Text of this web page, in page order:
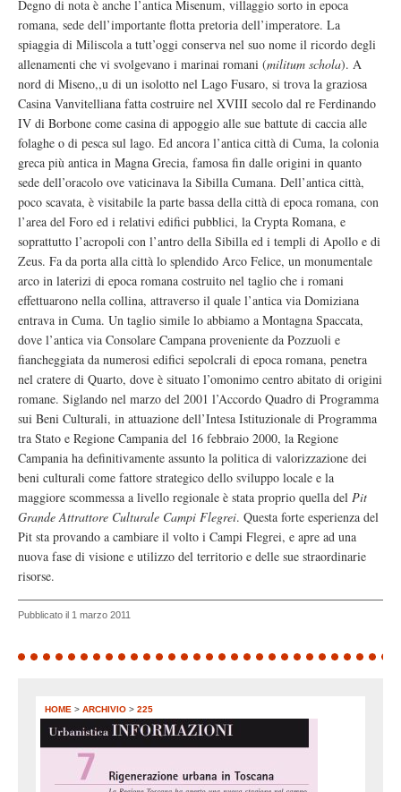
Degno di nota è anche l’antica Misenum, villaggio sorto in epoca
romana, sede dell’importante flotta pretoria dell’imperatore. La
spiaggia di Miliscola a tutt’oggi conserva nel suo nome il ricordo degli
allenamenti che vi svolgevano i marinai romani (militum schola). A
nord di Miseno,,u di un isolotto nel Lago Fusaro, si trova la graziosa
Casina Vanvitelliana fatta costruire nel XVIII secolo dal re Ferdinando
IV di Borbone come casina di appoggio alle sue battute di caccia alle
folaghe o di pesca sul lago. Ed ancora l’antica città di Cuma, la colonia
greca più antica in Magna Grecia, famosa fin dalle origini in quanto
sede dell’oracolo ove vaticinava la Sibilla Cumana. Dell’antica città,
poco scavata, è visitabile la parte bassa della città di epoca romana, con
l’area del Foro ed i relativi edifici pubblici, la Crypta Romana, e
soprattutto l’acropoli con l’antro della Sibilla ed i templi di Apollo e di
Zeus. Fa da porta alla città lo splendido Arco Felice, un monumentale
arco in laterizi di epoca romana costruito nel taglio che i romani
effettuarono nella collina, attraverso il quale l’antica via Domiziana
entrava in Cuma. Un taglio simile lo abbiamo a Montagna Spaccata,
dove l’antica via Consolare Campana proveniente da Pozzuoli e
fiancheggiata da numerosi edifici sepolcrali di epoca romana, penetra
nel cratere di Quarto, dove è situato l’omonimo centro abitato di origini
romane. Siglando nel marzo del 2001 l’Accordo Quadro di Programma
sui Beni Culturali, in attuazione dell’Intesa Istituzionale di Programma
tra Stato e Regione Campania del 16 febbraio 2000, la Regione
Campania ha definitivamente assunto la politica di valorizzazione dei
beni culturali come fattore strategico dello sviluppo locale e la
maggiore scommessa a livello regionale è stata proprio quella del Pit
Grande Attrattore Culturale Campi Flegrei. Questa forte esperienza del
Pit sta provando a cambiare il volto i Campi Flegrei, e apre ad una
nuova fase di visione e utilizzo del territorio e delle sue straordinarie
risorse.
Pubblicato il 1 marzo 2011
HOME > ARCHIVIO > 225